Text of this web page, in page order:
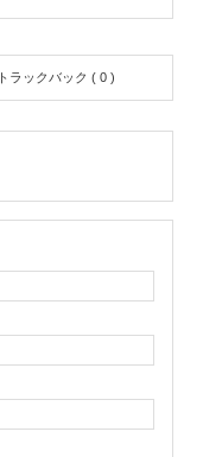
トラックバック ( 0 )